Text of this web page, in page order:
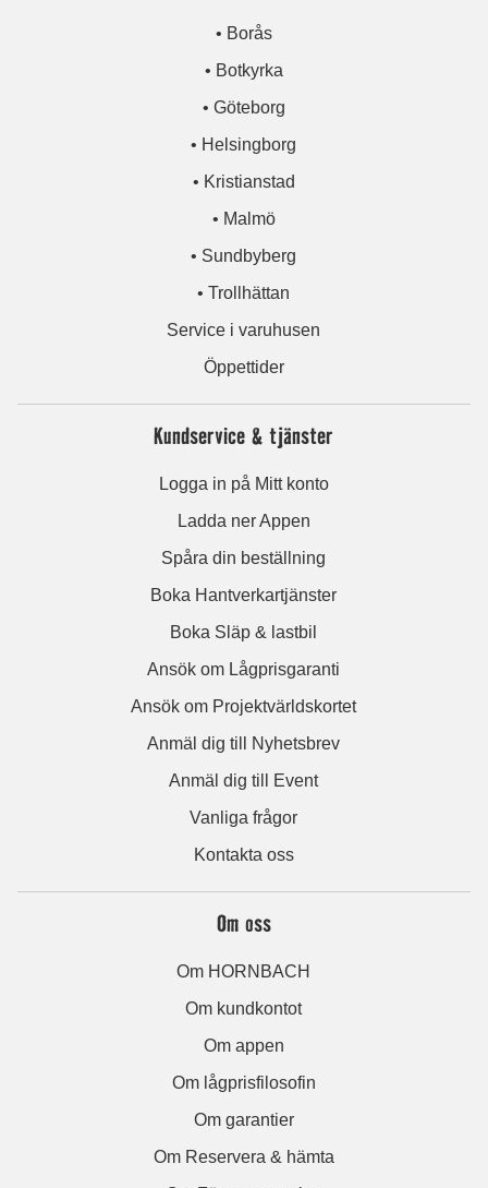
• Borås
• Botkyrka
• Göteborg
• Helsingborg
• Kristianstad
• Malmö
• Sundbyberg
• Trollhättan
Service i varuhusen
Öppettider
Kundservice & tjänster
Logga in på Mitt konto
Ladda ner Appen
Spåra din beställning
Boka Hantverkartjänster
Boka Släp & lastbil
Ansök om Lågprisgaranti
Ansök om Projektvärldskortet
Anmäl dig till Nyhetsbrev
Anmäl dig till Event
Vanliga frågor
Kontakta oss
Om oss
Om HORNBACH
Om kundkontot
Om appen
Om lågprisfilosofin
Om garantier
Om Reservera & hämta